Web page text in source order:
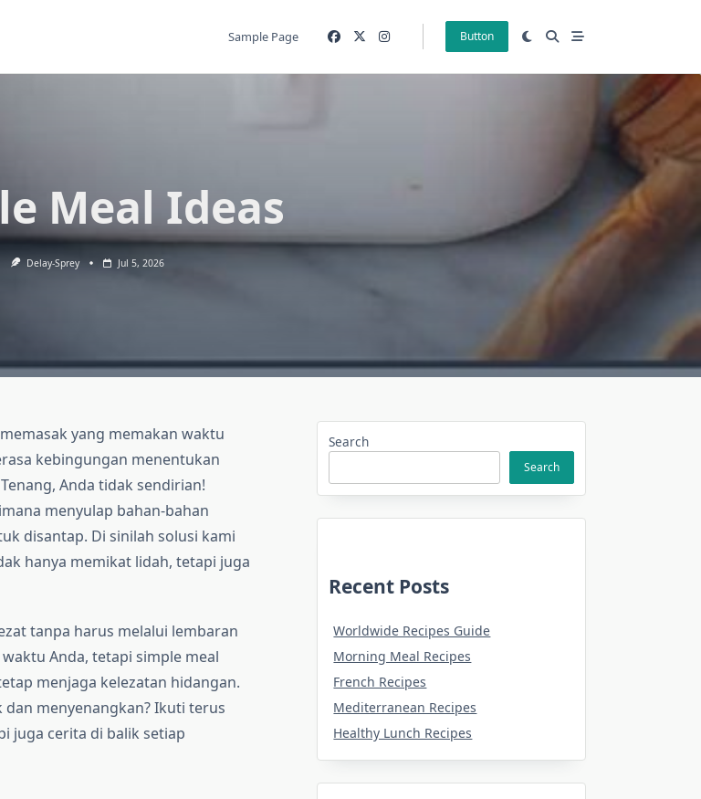
Sample Page Button
Meal Ideas
Delay-Sprey Jul 5, 2026
yang memakan waktu
kebingungan menentukan
Anda tidak sendirian!
menyulap bahan-bahan
disantap. Di sinilah solusi kami
hanya memikat lidah, tetapi juga
tanpa harus melalui lembaran
Anda, tetapi simple meal
menjaga kelezatan hidangan.
menyenangkan? Ikuti terus
juga cerita di balik setiap
Search
Search
Recent Posts
Worldwide Recipes Guide
Morning Meal Recipes
French Recipes
Mediterranean Recipes
Healthy Lunch Recipes